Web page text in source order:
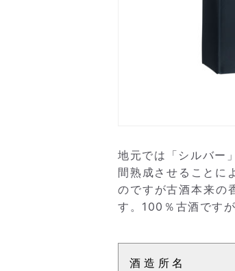
地元では「シルバー
間熟成させることに
のですが古酒本来の
す。100％古酒です
酒造所名